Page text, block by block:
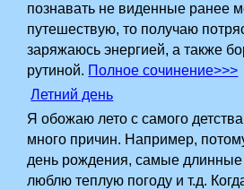
познавать не виденные ранее
путешествую, то получаю
заряжаюсь энергией, а также
рутиной. Полное сочинение>>>
Летний день
Я обожаю лето с самого
много причин. Например,
день рождения,­ самые длинные
люблю теплую погоду и т.д.